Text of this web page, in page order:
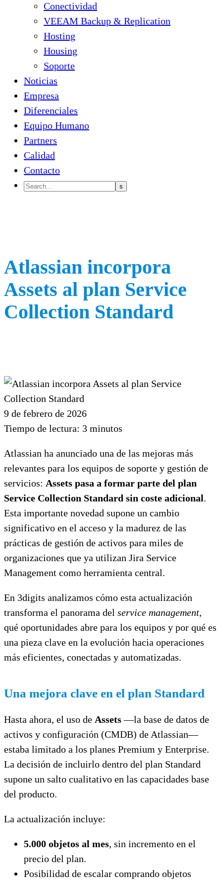
Conectividad
VEEAM Backup & Replication
Hosting
Housing
Soporte
Noticias
Empresa
Diferenciales
Equipo Humano
Partners
Calidad
Contacto
Atlassian incorpora
Assets al plan Service
Collection Standard
9 de febrero de 2026
Tiempo de lectura: 3 minutos
Atlassian ha anunciado una de las mejoras más
relevantes para los equipos de soporte y gestión de
servicios: Assets pasa a formar parte del plan
Service Collection Standard sin coste adicional.
Esta importante novedad supone un cambio
significativo en el acceso y la madurez de las
prácticas de gestión de activos para miles de
organizaciones que ya utilizan Jira Service
Management como herramienta central.
En 3digits analizamos cómo esta actualización
transforma el panorama del service management,
qué oportunidades abre para los equipos y por qué es
una pieza clave en la evolución hacia operaciones
más eficientes, conectadas y automatizadas.
Una mejora clave en el plan Standard
Hasta ahora, el uso de Assets—la base de datos de
activos y configuración (CMDB) de Atlassian—
estaba limitado a los planes Premium y Enterprise.
La decisión de incluirlo dentro del plan Standard
supone un salto cualitativo en las capacidades base
del producto.
La actualización incluye:
5.000 objetos al mes, sin incremento en el
precio del plan.
Posibilidad de escalar comprando objetos